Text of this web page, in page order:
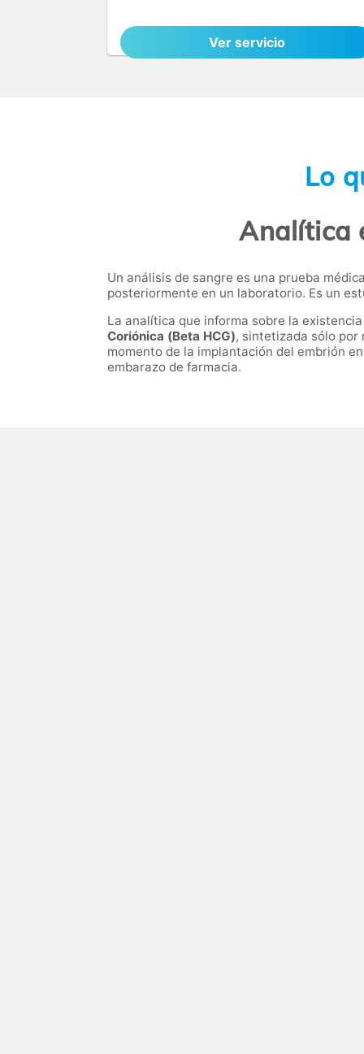
Ver servicio
Lo
Analítica
Un análisis de sangre es una prueba
posteriormente en un laboratorio. Es un
La analítica que informa sobre la
Coriónica (Beta HCG), sintetizada sólo por
momento de la implantación del embrión
embarazo de farmacia.